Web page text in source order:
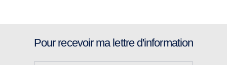
Pour recevoir ma lettre d'information